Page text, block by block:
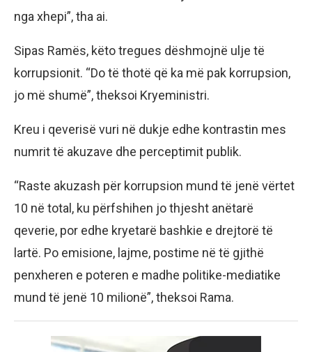
nga xhepi”, tha ai.
Sipas Ramës, këto tregues dëshmojnë ulje të
korrupsionit. “Do të thotë që ka më pak korrupsion,
jo më shumë”, theksoi Kryeministri.
Kreu i qeverisë vuri në dukje edhe kontrastin mes
numrit të akuzave dhe perceptimit publik.
“Raste akuzash për korrupsion mund të jenë vërtet
10 në total, ku përfshihen jo thjesht anëtarë
qeverie, por edhe kryetarë bashkie e drejtorë të
lartë. Po emisione, lajme, postime në të gjithë
penxheren e poteren e madhe politike-mediatike
mund të jenë 10 milionë”, theksoi Rama.